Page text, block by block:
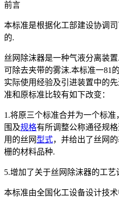
前言
本标准是根据化工部建设协调
的.
丝网除沫器是一种气液分离装
可除去夹带的雾沫.本标准一81
实际使用经验及引进装置中的
准和原标准比较有如下改变：
1.将原三个标准合并为一个标
围及规格有所调整公称通径规
用的丝网 型式，并给出了丝网
栅的材料品种.
5.增加了关于丝网除沫器的工
本标准由全国化工设备设计技